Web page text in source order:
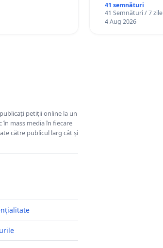
41 semnături
41 Semnături / 7 zile
4 Aug 2026
petiții online la un
în mass media în fiecare
către publicul larg cât și